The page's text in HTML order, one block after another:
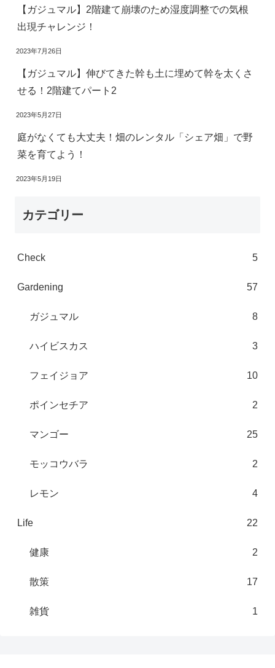
【ガジュマル】2階建て崩壊のため湿度調整での気根
出現チャレンジ！
2023年7月26日
【ガジュマル】伸びてきた幹も土に埋めて幹を太くさ
せる！2階建てパート2
2023年5月27日
庭がなくても大丈夫！畑のレンタル「シェア畑」で野
菜を育てよう！
2023年5月19日
カテゴリー
Check 5
Gardening 57
ガジュマル 8
ハイビスカス 3
フェイジョア 10
ポインセチア 2
マンゴー 25
モッコウバラ 2
レモン 4
Life 22
健康 2
散策 17
雑貨 1